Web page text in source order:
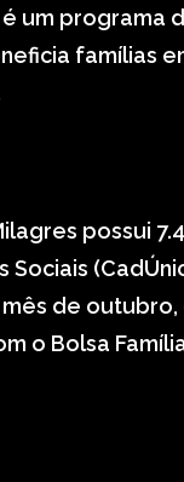
é um
famílias
possui
Sociais
de outubro,
o Bolsa